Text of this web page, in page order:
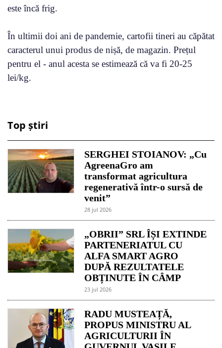
este încă frig.
În ultimii doi ani de pandemie, cartofii tineri au căpătat
caracterul unui produs de nișă, de magazin. Prețul
pentru el - anul acesta se estimează că va fi 20-25
lei/kg.
Top știri
SERGHEI STOIANOV: „Cu
AgreenaGro am
transformat agricultura
regenerativă într-o sursă de
venit”
28 jul 2026
„OBRII” SRL ÎȘI EXTINDE
PARTENERIATUL CU
ALFA SMART AGRO
DUPĂ REZULTATELE
OBȚINUTE ÎN CÂMP
23 jul 2026
RADU MUSTEAȚĂ,
PROPUS MINISTRU AL
AGRICULTURII ÎN